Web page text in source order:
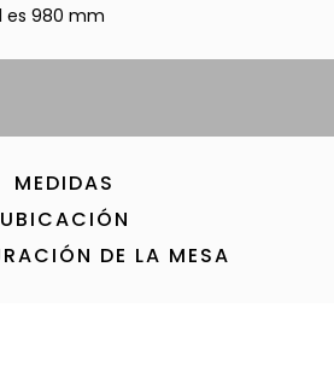
es 980 mm
MEDIDAS
UBICACIÓN
DE LA MESA